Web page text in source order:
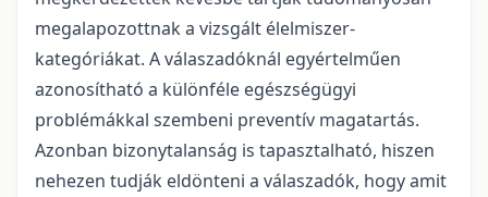
megalapozottnak a vizsgált élelmiszer-
kategóriákat. A válaszadóknál egyértelműen
azonosítható a különféle egészségügyi
problémákkal szembeni preventív magatartás.
Azonban bizonytalanság is tapasztalható, hiszen
nehezen tudják eldönteni a válaszadók, hogy amit